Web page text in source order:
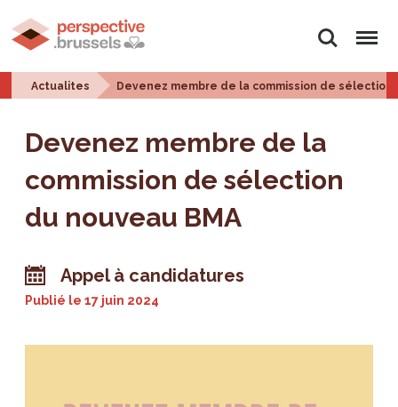
Rechercher
Menu
Actualites Devenez membre de la commission de sélection
Devenez membre de la
commission de sélection
du nouveau BMA
Appel à candidatures
Publié le17 juin 2024